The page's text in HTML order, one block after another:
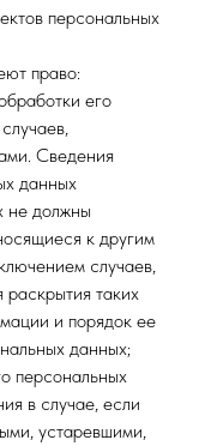
персональных
право:
его
Сведения
данных
не должны
к другим
случаев,
таких
и порядок ее
данных;
персональных
в случае, если
устаревшими,